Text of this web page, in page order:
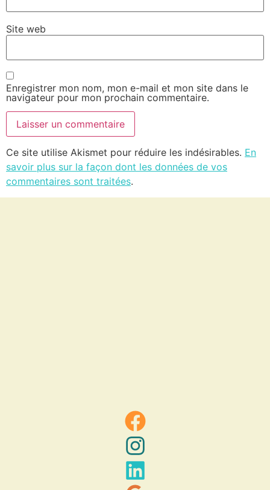
Site web
Enregistrer mon nom, mon e-mail et mon site dans le
navigateur pour mon prochain commentaire.
Ce site utilise Akismet pour réduire les indésirables. En
savoir plus sur la façon dont les données de vos
commentaires sont traitées.